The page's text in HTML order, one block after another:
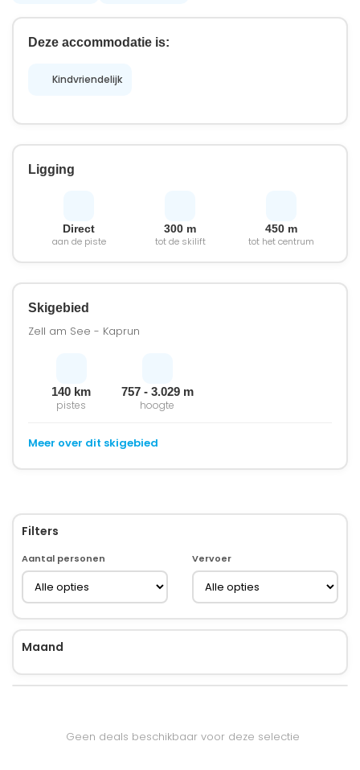
Deze accommodatie is:
Kindvriendelijk
Ligging
Direct
aan de piste
300 m
tot de skilift
450 m
tot het centrum
Skigebied
Zell am See - Kaprun
140 km
pistes
757 - 3.029 m
hoogte
Meer over dit skigebied
Filters
Aantal personen Vervoer
Maand
Geen deals beschikbaar voor deze selectie